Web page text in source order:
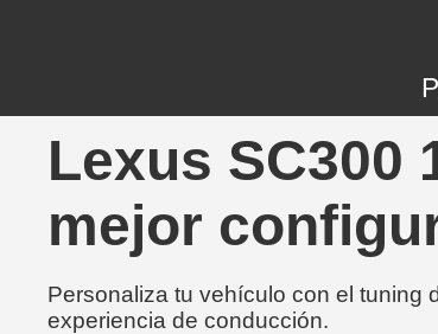
Lexus SC300
mejor
Personaliza tu vehículo con el tuning
experiencia de conducción.